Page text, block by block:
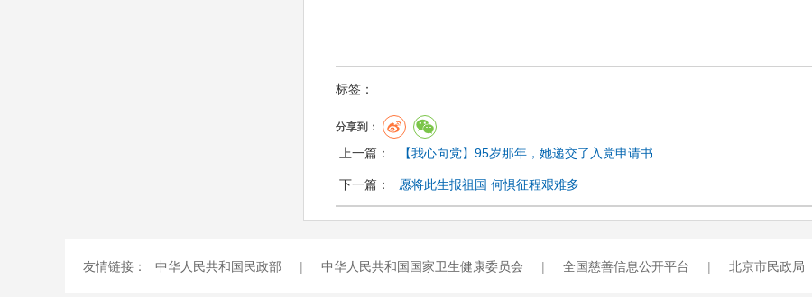
标签：
分享到：
上一篇： 【我心向党】95岁那年，她递交了入党申请书
下一篇： 愿将此生报祖国 何惧征程艰难多
友情链接： 中华人民共和国民政部 | 中华人民共和国国家卫生健康委员会 | 全国慈善信息公开平台 | 北京市民政局